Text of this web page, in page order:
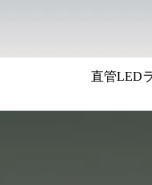
直管LED